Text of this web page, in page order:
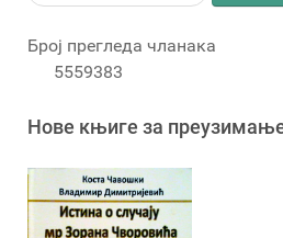
Број прегледа чланака
5559383
Новe књигe за